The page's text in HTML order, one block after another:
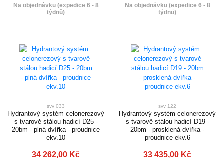
Na objednávku (expedice 6 - 8
týdnů)
Na objednávku (expedice 6 - 8
týdnů)
svv 033
Hydrantový systém celonerezový
s tvarově stálou hadicí D25 -
20bm - plná dvířka - proudnice
ekv.10
34 262,00 Kč
svv 122
Hydrantový systém celonerezový
s tvarově stálou hadicí D19 -
20bm - prosklená dvířka -
proudnice ekv.6
33 435,00 Kč